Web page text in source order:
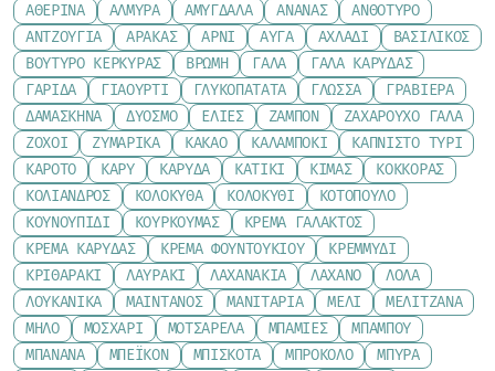
ΑΘΕΡΊΝΑ
ΑΛΜΎΡΑ ΑΜΎΓΔΑΛΑ ΑΝΑΝΆΣ
ΑΝΘΌΤΥΡΟ
ΑΝΤΖΟΎΓΙΑ
ΑΡΑΚΆΣ ΑΡΝΊ ΑΥΓΆ ΑΧΛΆΔΙ
ΒΑΣΙΛΙΚΌΣ
ΒΟΎΤΥΡΟ ΚΕΡΚΎΡΑΣ
ΒΡΏΜΗ ΓΆΛΑ
ΓΆΛΑ ΚΑΡΎΔΑΣ
ΓΑΡΊΔΑ
ΓΙΑΟΎΡΤΙ ΓΛΥΚΟΠΑΤΆΤΑ ΓΛΏΣΣΑ
ΓΡΑΒΙΈΡΑ
ΔΑΜΆΣΚΗΝΑ
ΔΥΌΣΜΟ ΕΛΙΈΣ ΖΑΜΠΌΝ
ΖΑΧΑΡΟΎΧΟ ΓΆΛΑ
ΖΟΧΟΊ
ΖΥΜΑΡΙΚΆ ΚΑΚΆΟ ΚΑΛΑΜΠΌΚΙ
ΚΑΠΝΙΣΤΌ ΤΥΡΊ
ΚΑΡΌΤΟ
ΚΆΡΥ ΚΑΡΎΔΑ ΚΑΤΊΚΙ ΚΙΜΆΣ
ΚΌΚΚΟΡΑΣ
ΚΌΛΙΑΝΔΡΟΣ
ΚΟΛΟΚΎΘΑ ΚΟΛΟΚΎΘΙ
ΚΟΤΌΠΟΥΛΟ
ΚΟΥΝΟΥΠΊΔΙ
ΚΟΥΡΚΟΥΜΆΣ
ΚΡΈΜΑ ΓΆΛΑΚΤΟΣ
ΚΡΈΜΑ ΚΑΡΎΔΑΣ
ΚΡΈΜΑ ΦΟΥΝΤΟΥΚΙΟΎ
ΚΡΕΜΜΎΔΙ
ΚΡΙΘΑΡΆΚΙ
ΛΑΥΡΆΚΙ ΛΑΧΑΝΆΚΙΑ ΛΆΧΑΝΟ
ΛΌΛΑ
ΛΟΥΚΆΝΙΚΑ
ΜΑΙΝΤΑΝΌΣ ΜΑΝΙΤΆΡΙΑ ΜΈΛΙ
ΜΕΛΙΤΖΆΝΑ
ΜΉΛΟ
ΜΟΣΧΆΡΙ ΜΟΤΣΑΡΈΛΑ ΜΠΆΜΙΕΣ
ΜΠΑΜΠΟΎ
ΜΠΑΝΆΝΑ
ΜΠΈΙΚΟΝ ΜΠΙΣΚΌΤΑ ΜΠΡΌΚΟΛΟ
ΜΠΎΡΑ